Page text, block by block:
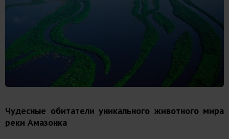
Чудесные обитатели уникального животного мира
реки Амазонка